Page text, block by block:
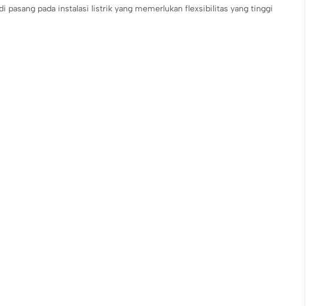
pasang pada instalasi listrik yang memerlukan flexsibilitas yang tinggi